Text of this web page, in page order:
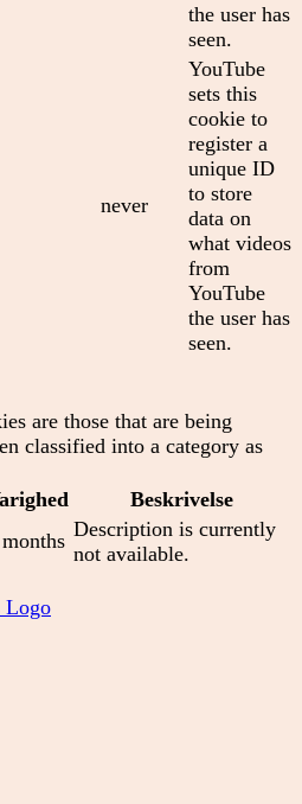
the user has
seen.
never
YouTube
sets this
cookie to
register a
unique ID
to store
data on
what videos
from
YouTube
the user has
seen.
are those that are being
classified into a category as
Beskrivelse
Description is currently
not available.